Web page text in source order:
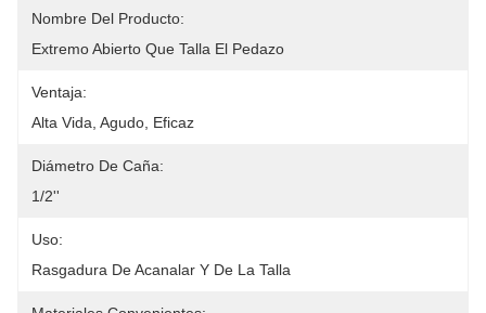
Nombre Del Producto:
Extremo Abierto Que Talla El Pedazo
Ventaja:
Alta Vida, Agudo, Eficaz
Diámetro De Caña:
1/2''
Uso:
Rasgadura De Acanalar Y De La Talla